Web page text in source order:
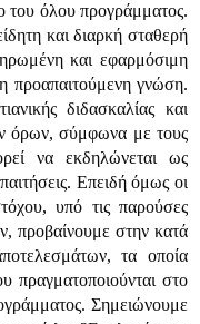
του όλου προγράμματος.
και διαρκή σταθερή
και εφαρμόσιμη
η προαπαιτούμενη γνώση.
διδασκαλίας και
όρων, σύμφωνα με τους
να εκδηλώνεται ως
Επειδή όμως οι
υπό τις παρούσες
προβαίνουμε στην κατά
τα οποία
πραγματοποιούνται στο
Σημειώνουμε